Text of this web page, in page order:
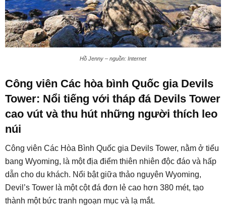
Hồ Jenny – nguồn: Internet
Công viên Các hòa bình Quốc gia Devils
Tower: Nổi tiếng với tháp đá Devils Tower
cao vút và thu hút những người thích leo
núi
Công viên Các Hòa Bình Quốc gia Devils Tower, nằm ở tiểu
bang Wyoming, là một địa điểm thiên nhiên độc đáo và hấp
dẫn cho du khách. Nổi bật giữa thảo nguyên Wyoming,
Devil’s Tower là một cột đá đơn lẻ cao hơn 380 mét, tạo
thành một bức tranh ngoạn mục và lạ mắt.